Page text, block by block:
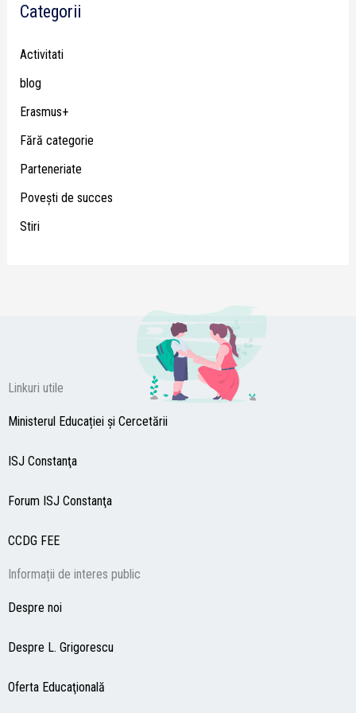
Categorii
Activitati
blog
Erasmus+
Fără categorie
Parteneriate
Poveşti de succes
Stiri
Linkuri utile
Ministerul Educației și Cercetării
ISJ Constanţa
Forum ISJ Constanţa
CCDG FEE
Informații de interes public
Despre noi
Despre L. Grigorescu
Oferta Educaţională